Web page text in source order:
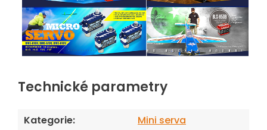
Technické parametry
Kategorie:
Mini serva